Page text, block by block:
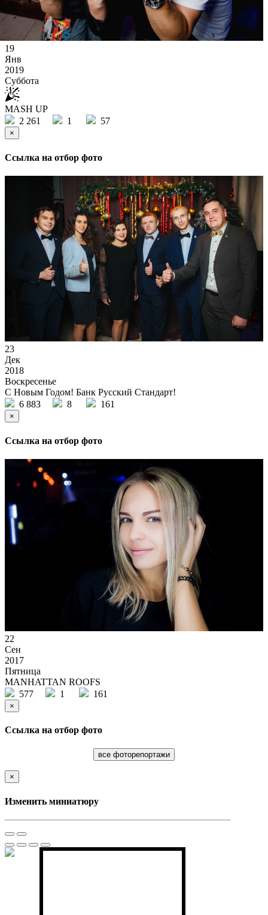
19
Янв
2019
Суббота
MASH UP
2 261
1 57
×
Ссылка на отбор фото
23
Дек
2018
Воскресенье
С Новым Годом! Банк Русский Стандарт!
6 883
8 161
×
Ссылка на отбор фото
22
Сен
2017
Пятница
MANHATTAN ROOFS
577
1 161
×
Ссылка на отбор фото
все фоторепортажи
×
Изменить миниатюру